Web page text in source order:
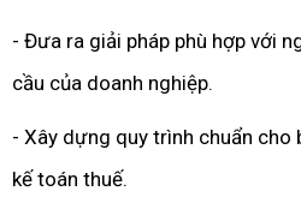
- Đưa ra giải pháp phù hợp với
cầu của doanh nghiệp.
- Xây dựng quy trình chuẩn cho
kế toán thuế.